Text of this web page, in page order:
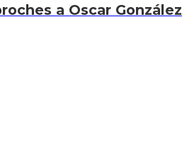
a Oscar González